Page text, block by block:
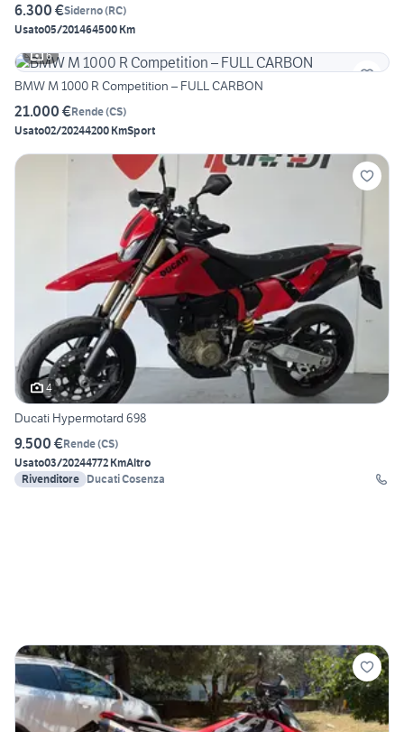
6.300 €Siderno(RC)
Usato05/201464500 Km
6
BMW M 1000 R Competition – FULL CARBON
21.000 €Rende(CS)
Usato02/20244200 KmSport
4
Ducati Hypermotard 698
9.500 €Rende(CS)
Usato03/20244772 KmAltro
Rivenditore Ducati Cosenza